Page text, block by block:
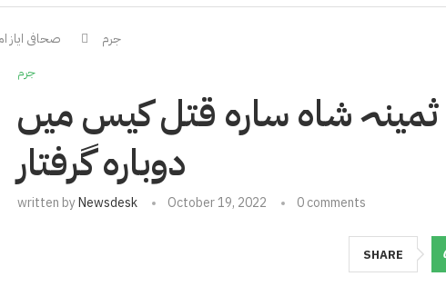
جرم صحافی ایاز
جرم
ثمینہ شاہ سارہ قتل کیس میں
دوبارہ گرفتار
written byNewsdesk October 19, 2022 0 comments
SHARE